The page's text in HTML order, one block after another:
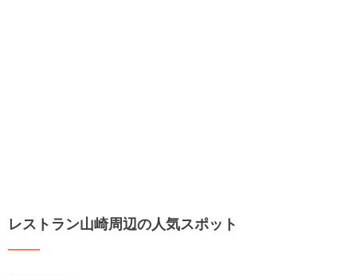
レストラン山崎周辺の人気スポット